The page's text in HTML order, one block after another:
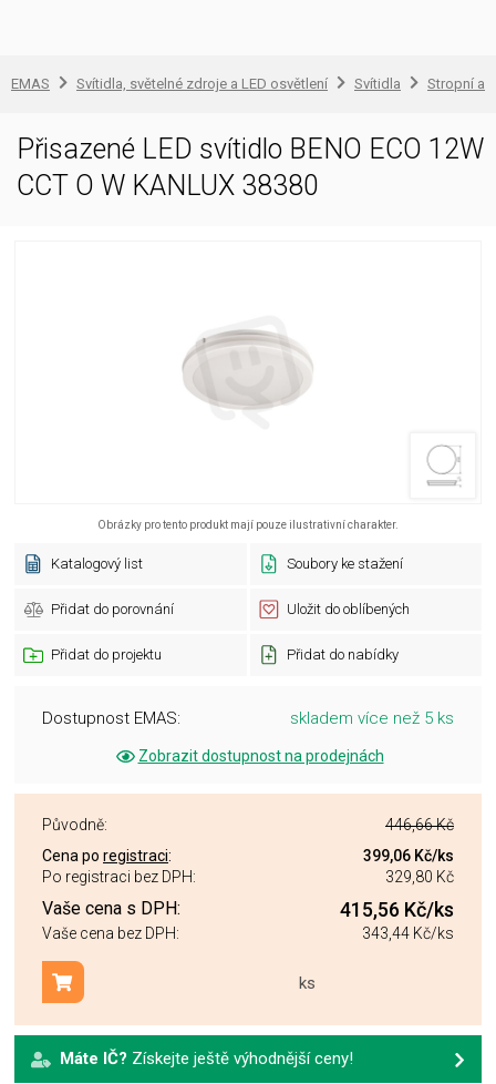
EMAS Svítidla, světelné zdroje a LED osvětlení Svítidla Stropní a
Přisazené LED svítidlo BENO ECO 12W
CCT O W KANLUX 38380
Obrázky pro tento produkt mají pouze ilustrativní charakter.
Katalogový list Soubory ke stažení
Přidat do porovnání Uložit do oblíbených
Přidat do projektu Přidat do nabídky
Dostupnost EMAS: skladem více než 5 ks
Zobrazit dostupnost na prodejnách
Původně:
446,66 Kč
Cena po registraci: 399,06 Kč/ks
Po registraci bez DPH:
329,80 Kč
Vaše cena s DPH: 415,56 Kč/ks
Vaše cena bez DPH: 343,44 Kč/ks
ks
Přidat do košíku
Máte IČ? Získejte ještě výhodnější ceny!